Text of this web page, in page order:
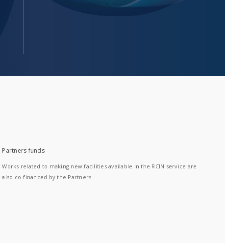
Partners funds
Works related to making new facilities available in the RCIN service are
also co-financed by the Partners.